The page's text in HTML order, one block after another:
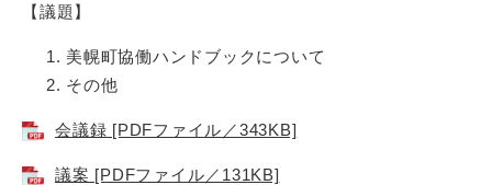
【議題】
美幌町協働ハンドブックについて
その他
会議録 [PDFファイル／343KB]
議案 [PDFファイル／131KB]